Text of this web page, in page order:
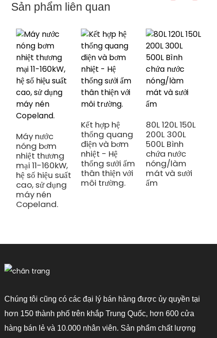
Sản phẩm liên quan
Máy nước
nóng bơm
nhiệt thương
mại 11-160kW,
hệ số hiệu suất
cao, sử dụng
máy nén
Copeland.
Kết hợp hệ
thống quang
điện và bơm
nhiệt - Hệ
thống sưởi ấm
thân thiện với
môi trường.
80L 120L 150L
200L 300L
500L Bình
chứa nước
nóng/làm
mát và sưởi
ấm
Chúng tôi cũng có các đại lý bán hàng được ủy quyền tại
hơn 150 thành phố trên khắp Trung Quốc, hơn 600 cửa
hàng bán lẻ và 10.000 nhân viên. Sản phẩm chất lượng